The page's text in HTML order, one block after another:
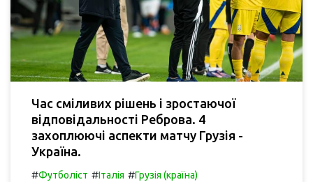
Час сміливих рішень і зростаючої
відповідальності Реброва. 4
захоплюючі аспекти матчу Грузія -
Україна.
#Футболіст #Італія #Грузія (країна)